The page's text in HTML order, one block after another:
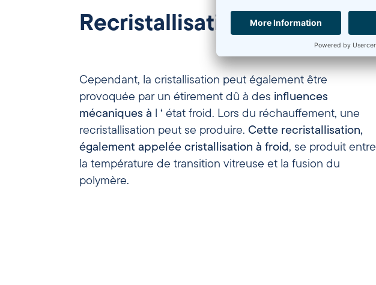
Recristallisation
Cependant, la cristallisation peut également être
provoquée par un étirement dû à des influences
mécaniques à ‘ état froid. Lors du réchauffement, une
recristallisation peut se produire. Cette recristallisation,
également appelée cristallisation à froid , se produit entre
la température de transition vitreuse et la fusion du
polymère.